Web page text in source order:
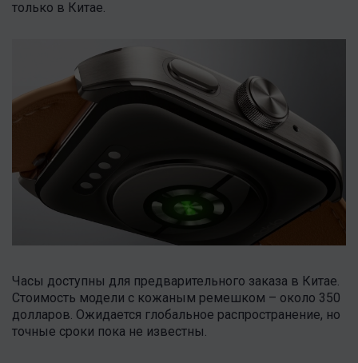
только в Китае.
Часы доступны для предварительного заказа в Китае.
Стоимость модели с кожаным ремешком – около 350
долларов. Ожидается глобальное распространение, но
точные сроки пока не известны.